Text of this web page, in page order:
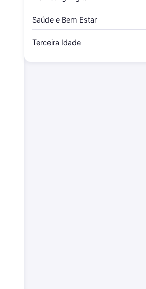
Saúde e Bem Estar
Terceira Idade